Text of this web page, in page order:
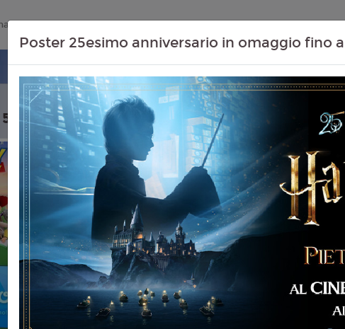
Listino Prezzi Contenuti Extra Proiezioni Scolastiche
Durata: 95 min
Genere: Animazione, Avventura,
Commedia, Famiglia
Lingua:Italiano
EtàT
Regia:Andrew Stanton
Poster 25esimo anniversario in omaggio fino